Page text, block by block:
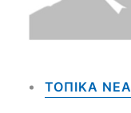
ΤΟΠΙΚΑ NEA